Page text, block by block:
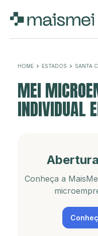
HOME ESTADOS SANTA
MEI
INDIVIDUAL
Conheça a